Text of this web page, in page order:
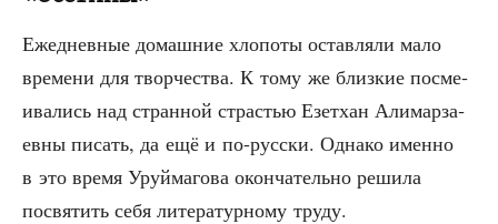
Еже­днев­ные домаш­ние хло­по­ты остав­ля­ли мало
вре­ме­ни для твор­че­ства. К тому же близ­кие посме­
и­ва­лись над стран­ной стра­стью Езет­хан Али­мар­за­
ев­ны писать, да ещё и по-рус­ски. Одна­ко имен­но
в это вре­мя Уруй­ма­го­ва окон­ча­тель­но реши­ла
посвя­тить себя лите­ра­тур­но­му труду.